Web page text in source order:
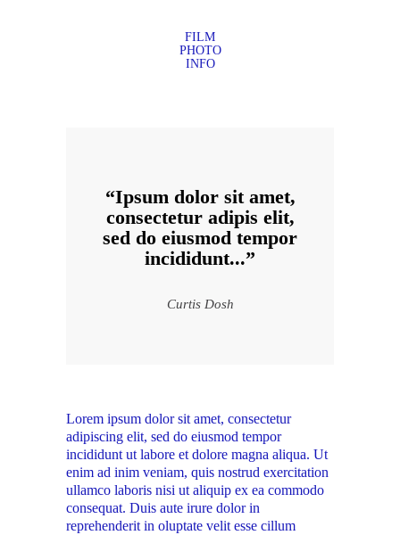
FILM
PHOTO
INFO
“Ipsum dolor sit amet,
consectetur adipis elit,
sed do eiusmod tempor
incididunt...”
Curtis Dosh
Lorem ipsum dolor sit amet, consectetur
adipiscing elit, sed do eiusmod tempor
incididunt ut labore et dolore magna aliqua. Ut
enim ad inim veniam, quis nostrud exercitation
ullamco laboris nisi ut aliquip ex ea commodo
consequat. Duis aute irure dolor in
reprehenderit in oluptate velit esse cillum